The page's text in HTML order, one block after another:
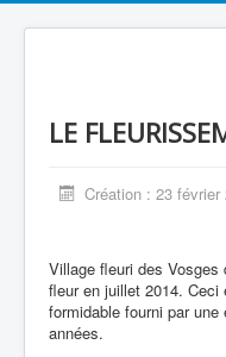
LE
Création : 23 février
Village fleuri des
fleur en juillet 2014.
formidable fourni par
années.